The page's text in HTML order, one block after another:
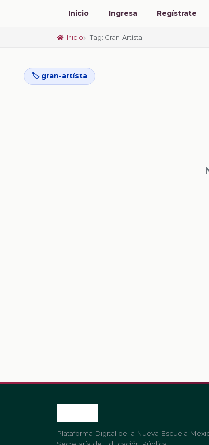
Inicio Ingresa Regístrate
Inicio Tag: Gran-Artísta
🏷️ gran-artísta
Plataforma Digital de la Nueva Escuela